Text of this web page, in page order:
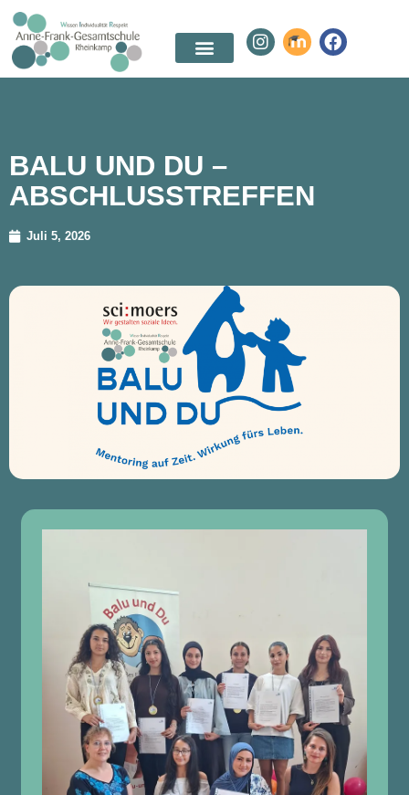
BALU UND DU –
ABSCHLUSSTREFFEN
Juli 5, 2026